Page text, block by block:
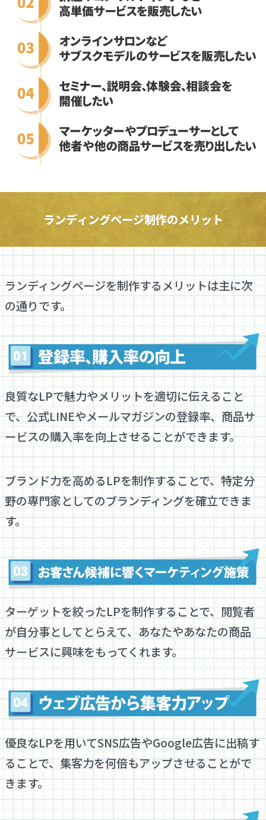
ランディングページ制作のメリット
ランディングページを制作するメリットは主に次
の通りです。
良質なLPで魅力やメリットを適切に伝えること
で、公式LINEやメールマガジンの登録率、商品サ
ービスの購入率を向上させることができます。
ブランド力を高めるLPを制作することで、特定分
野の専門家としてのブランディングを確立できま
す。
ターゲットを絞ったLPを制作することで、閲覧者
が自分事としてとらえて、あなたやあなたの商品
サービスに興味をもってくれます。
優良なLPを用いてSNS広告やGoogle広告に出稿す
ることで、集客力を何倍もアップさせることがで
きます。